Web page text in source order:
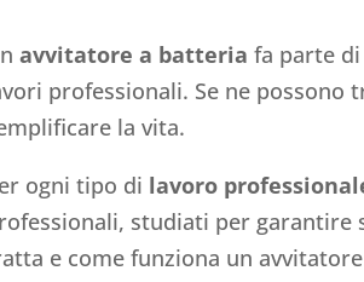
avvitatore a batteria fa parte
professionali. Se ne possono
la vita.
ogni tipo di lavoro
studiati per garantire
e come funziona un